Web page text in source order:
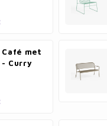
met
- Curry